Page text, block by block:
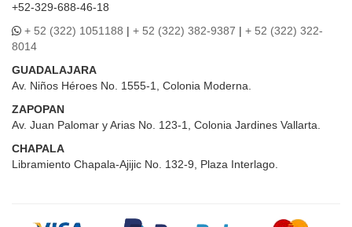
+52-329-688-46-18
+ 52 (322) 1051188 | + 52 (322) 382-9387 | + 52 (322) 322-
8014
GUADALAJARA
Av. Niños Héroes No. 1555-1, Colonia Moderna.
ZAPOPAN
Av. Juan Palomar y Arias No. 123-1, Colonia Jardines Vallarta.
CHAPALA
Libramiento Chapala-Ajijic No. 132-9, Plaza Interlago.